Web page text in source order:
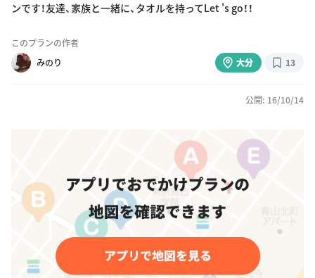
ンです！友達、家族と一緒に、タオルを持ってLet 's go！！
このプランの作者
みのり
大分 13
公開: 16/10/14